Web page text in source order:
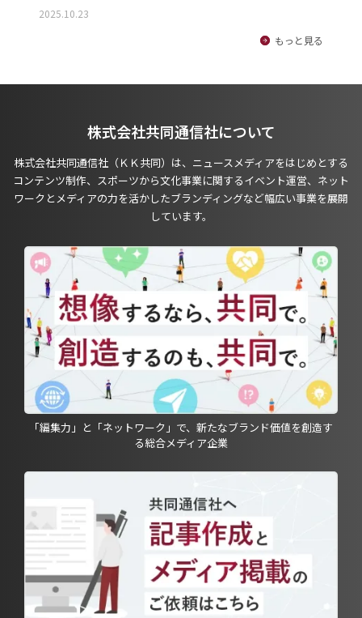
2025.10.23
もっと見る
株式会社共同通信社について
株式会社共同通信社（ＫＫ共同）は、ニュースメディアをはじめとする
コンテンツ制作、スポーツから文化事業に関するイベント運営、ネット
ワークとメディアの力を活かしたブランディングなど幅広い事業を展開
しています。
「編集力」と「ネットワーク」で、新たなブランド価値を創造す
る総合メディア企業